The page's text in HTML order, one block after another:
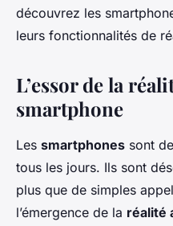
découvrez les
leurs fonctionnalités de
L’essor de la
smartphone
Les smartphones sont
tous les jours. Ils sont
plus que de simples
l’émergence de la réalité